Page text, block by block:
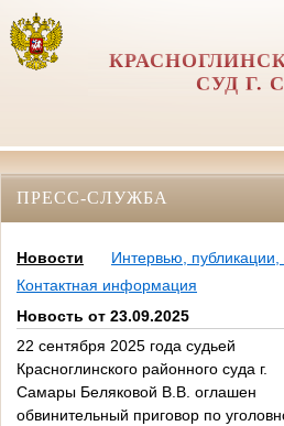
СУД Г.
ПРЕСС-СЛУЖБА
Новости
Интервью,
Контактная информация
Новость от 23.09.2025
22 сентября 2025 года судьей
Красноглинского районного суда г.
Самары Беляковой В.В. оглашен
обвинительный приговор по